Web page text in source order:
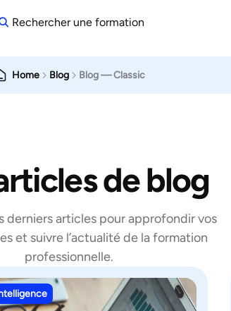
Rechercher une formation
Home Blog Blog — Classic
de blog
derniers articles pour approfondir vos
et suivre l’actualité de la formation
professionnelle.